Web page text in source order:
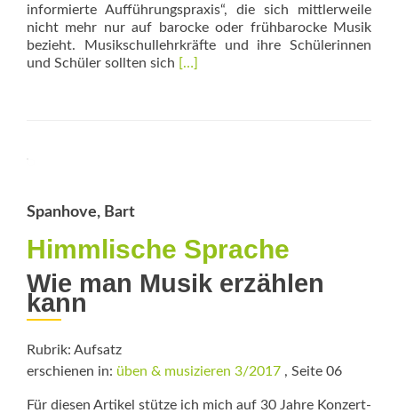
informierte Aufführungspraxis“, die sich mittlerweile
nicht mehr nur auf barocke oder frühbarocke Musik
bezieht. Musikschullehrkräfte und ihre Schülerinnen
und Schüler sollten sich Read
[…]
Spanhove, Bart
Himmlische Sprache
Wie man Musik erzählen
kann
Rubrik: Aufsatz
erschienen in: üben & musizieren 3/2017 , Seite 06
Für diesen Artikel stütze ich mich auf 30 Jahre Konzert-